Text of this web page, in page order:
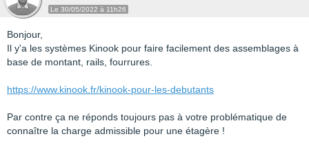
Le 30/05/2022 à 11h26
Bonjour,
Il y'a les systèmes Kinook pour faire facilement des assemblages à
base de montant, rails, fourrures.
https://www.kinook.fr/kinook-pour-les-debutants
Par contre ça ne réponds toujours pas à votre problématique de
connaître la charge admissible pour une étagère !